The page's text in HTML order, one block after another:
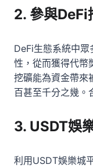
2. 參與DeFi
DeFi生態系統中
性，從而獲得代幣
挖礦能為資金帶來
百甚至千分之幾。
3. USDT娛
利用USDT娛樂城